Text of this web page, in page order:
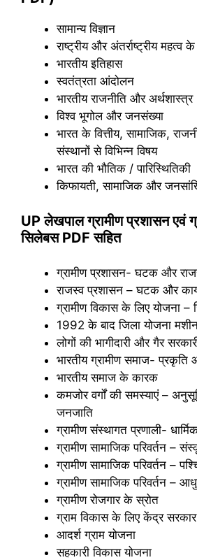
सामान्य विज्ञान
राष्ट्रीय और अंतर्राष्ट्रीय
भारतीय इतिहास
स्वतंत्रता आंदोलन
भारतीय राजनीति और अर्थशास्त्र
विश्व भूगोल और जनसंख्या
भारत के वित्तीय, सामाजिक,
संस्थानों से विभिन्न विषय
भारत की भौतिक / पारिस्थितिकी
किफायती, सामाजिक और
UP लेखपाल ग्रामीण प्रशासन एवं
सिलेबस PDF सहित
ग्रामीण प्रशासन- घटक और
राजस्व प्रशासन – घटक और
ग्रामीण विकास के लिए योजना –
1992 के बाद जिला योजना
लोगों की भागीदारी और गैर
भारतीय ग्रामीण समाज- प्रकृति
भारतीय समाज के कारक
कमजोर वर्गों की समस्याएं –
जनजाति
ग्रामीण संस्थागत प्रणाली-
ग्रामीण सामाजिक परिवर्तन –
ग्रामीण सामाजिक परिवर्तन –
ग्रामीण सामाजिक परिवर्तन –
ग्रामीण रोजगार के स्रोत
ग्राम विकास के लिए केंद्र
आदर्श ग्राम योजना
सहकारी विकास योजना